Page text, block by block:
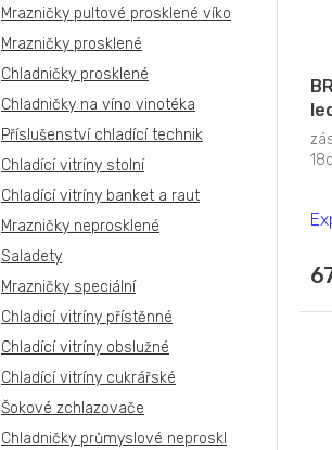
Mrazničky pultové prosklené víko
Mrazničky prosklené
Chladničky prosklené
Chladničky na víno vinotéka
Příslušenství chladící technik
Chladící vitríny stolní
Chladící vitríny banket a raut
Mrazničky neprosklené
Saladety
Mrazničky speciální
Chladicí vitríny přístěnné
Chladící vitríny obslužné
Chladící vitríny cukrářské
Šokové zchlazovače
Chladničky průmyslové neproskl
18q